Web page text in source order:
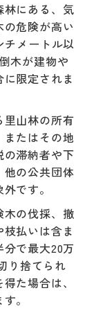
にある、気
危険が高い
メートル以
木が建物や
限定されま
里山林の所有
たはその地
滞納者や下
の公共団体
です。
の伐採、撤
払いは含ま
で最大20万
り捨てられ
た場合は、
。